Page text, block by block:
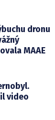
dronu
MAAE
video